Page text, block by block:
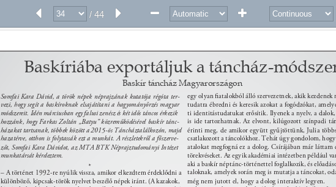
/ 44
Baskíriába exportáljuk a táncház-
Baskír táncház Magyarországon
Somfai Kara Dávid, a török népek néprajzának kutatója régóta ter-
vezi, hogy segít a baskíroknak elsajátítani a hagyományőrzés magyar
módszereit. Idén márciusban egy falusi zenész és két idős táncos érkezik
hozzánk, hogy Farkas Zoltán „Batyu” közreműködésével baskír tánc-
házakat tartsanak, többek között a 2015-ös Táncháztalálkozón, majd
hazatérve, otthon is folytassák ezt a munkát. A részletekről a főszerve-
zőt, Somfai Kara Dávidot, az MTA BTK Néprajztudományi Intézet
munkatársát kérdeztem.
*
– A történet 1992-re nyúlik vissza, amikor elkezdtem érdeklődni a
különböző, kipcsak-török nyelvet beszélő népek iránt. (A kazakok,
egy olyan ﬁatalokból álló szervezetnek, akik kezdenek
tudatra ébredni és keresik azokat a fogódzókat,
ti identitástudatukat erősítik. Ilyenek a nyelv, a dalok,
is ide tartozhatnak. Az elvont, kilúgozott színpadi
érinti meg, de amikor együtt gyűjtöttünk, Julia
csatlakozott a táncolókhoz. Tehát úgy gondolom,
atalokat megfogná ez a dolog. Csírájában már láttam
törekvéseket. Az egyik akadémiai intézetben például
aki a baskír néptánc-történettel foglalkozik, és
taloknak, amelyek során meg is mutatja a táncokat,
még nem jutott el, hogy a dolog interaktív legyen.